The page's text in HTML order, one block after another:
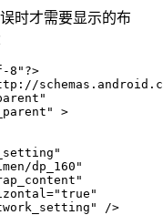
时才需要显示的布
8"?>
>
dp_160"
/>